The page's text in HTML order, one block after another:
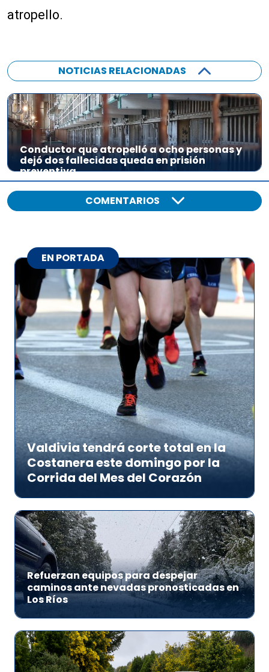
atropello.
NOTICIAS RELACIONADAS
Conductor que atropelló a ocho personas y
dejó dos fallecidas queda en prisión
preventiva
COMENTARIOS
EN PORTADA
Valdivia tendrá corte total en la
Costanera este domingo por la
Corrida del Mes del Corazón
Refuerzan equipos para despejar
caminos ante nevadas pronosticadas en
Los Ríos